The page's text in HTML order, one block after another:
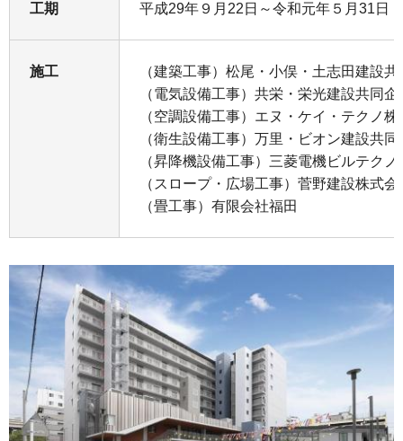
工期 平成29年９月22日～令和元年５月31日
施工
（建築工事）松尾・小俣・土志田建設
（電気設備工事）共栄・栄光建設共同企
（空調設備工事）エヌ・ケイ・テクノ株
（衛生設備工事）万里・ビオン建設共同
（昇降機設備工事）三菱電機ビルテク
（スロープ・広場工事）菅野建設株式会
（畳工事）有限会社福田